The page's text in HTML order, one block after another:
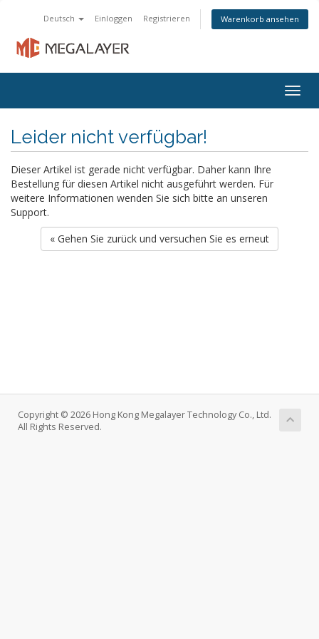
Deutsch Einloggen Registrieren Warenkorb ansehen
Leider nicht verfügbar!
Dieser Artikel ist gerade nicht verfügbar. Daher kann Ihre
Bestellung für diesen Artikel nicht ausgeführt werden. Für
weitere Informationen wenden Sie sich bitte an unseren
Support.
« Gehen Sie zurück und versuchen Sie es erneut
Copyright © 2026 Hong Kong Megalayer Technology Co., Ltd.
All Rights Reserved.